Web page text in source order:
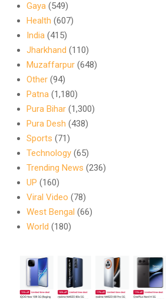
Gaya (549)
Health (607)
India (415)
Jharkhand (110)
Muzaffarpur (648)
Other (94)
Patna (1,180)
Pura Bihar (1,300)
Pura Desh (438)
Sports (71)
Technology (65)
Trending News (236)
UP (160)
Viral Video (78)
West Bengal (66)
World (180)